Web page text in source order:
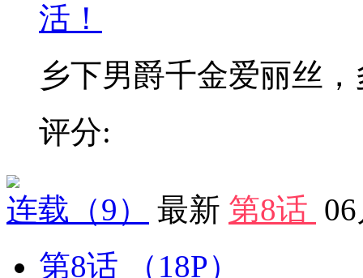
活！
乡下男爵千金爱丽丝，
评分:
连载 （9） 最新 第8话
第8话
（18P）